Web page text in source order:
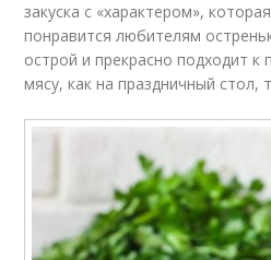
закуска с «характером»,
понравится любителям
острой и прекрасно подходит
мясу, как на праздничный стол,